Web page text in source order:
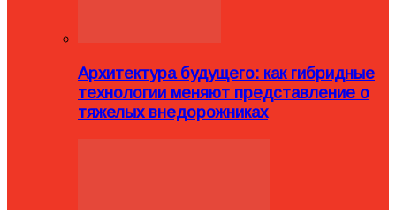
Архитектура будущего: как гибридные
технологии меняют представление о
тяжелых внедорожниках